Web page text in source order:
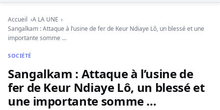
Accueil
A LA UNE
Sangalkam : Attaque à l’usine de fer de Keur Ndiaye Lô, un blessé et une
importante somme …
SOCIÉTÉ
Sangalkam : Attaque à l’usine de
fer de Keur Ndiaye Lô, un blessé et
une importante somme …